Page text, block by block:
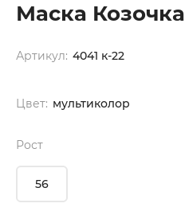
Маска Козочка
Артикул: 4041 к-22
Цвет: мультиколор
Рост
56